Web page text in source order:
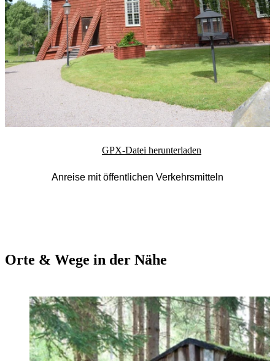
GPX-Datei herunterladen
Anreise mit öffentlichen Verkehrsmitteln
Orte & Wege in der Nähe